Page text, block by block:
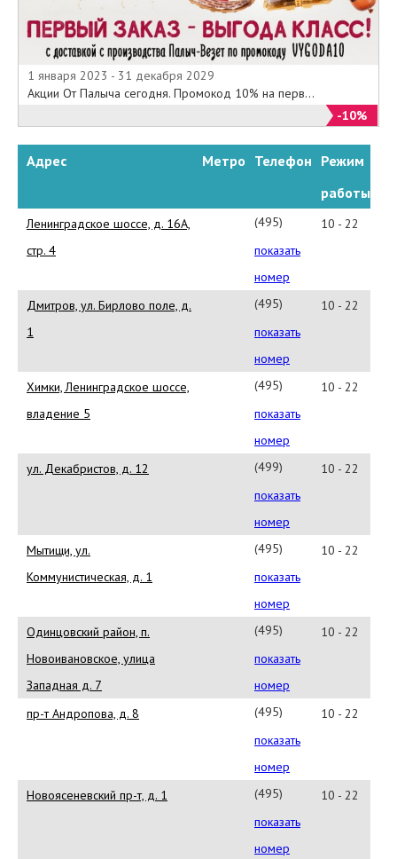
1 января 2023 - 31 декабря 2029
Акции От Палыча сегодня. Промокод 10% на перв...
-10%
Адрес Метро Телефон Режим
работы
Ленинградское шоссе, д. 16А,
стр. 4
(495)
580-
93-
19
показать
номер
10 - 22
Дмитров, ул. Бирлово поле, д.
1
(495)
642-
68-
38
показать
номер
10 - 22
Химки, Ленинградское шоссе,
владение 5
(495)
744-
01-
24
показать
номер
10 - 22
ул. Декабристов, д. 12
(499)
904-
60-
01
показать
номер
10 - 22
Мытищи, ул.
Коммунистическая, д. 1
(495)
543-
91-
51
показать
номер
10 - 22
Одинцовский район, п.
Новоивановское, улица
Западная д. 7
(495)
589-
25-
58
показать
номер
10 - 22
пр-т Андропова, д. 8
(495)
646-
23-
18
показать
номер
10 - 22
Новоясеневский пр-т, д. 1
(495)
646-
23-
показать
номер
10 - 22